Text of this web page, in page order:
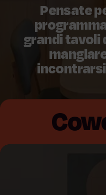
Pensate
grandi tavoli